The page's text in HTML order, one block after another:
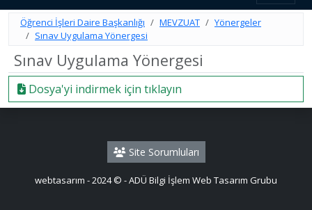
Öğrenci İşleri Daire Başkanlığı MEVZUAT
Yönergeler
Sınav Uygulama Yönergesi
Sınav Uygulama Yönergesi
Dosya'yi indirmek için tıklayın
Site Sorumluları
webtasarım - 2024 © - ADÜ Bilgi İşlem Web Tasarım Grubu